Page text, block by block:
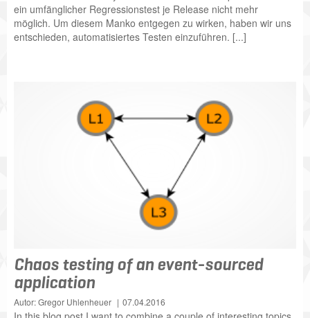
ein umfänglicher Regressionstest je Release nicht mehr
möglich. Um diesem Manko entgegen zu wirken, haben wir uns
entschieden, automatisiertes Testen einzuführen. [...]
Chaos testing of an event-sourced
application
Autor: Gregor Uhlenheuer 07.04.2016